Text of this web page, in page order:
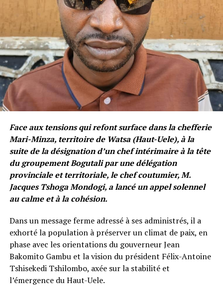
Face aux tensions qui refont surface dans la chefferie
Mari-Minza, territoire de Watsa (Haut-Uele), à la
suite de la désignation d’un chef intérimaire à la tête
du groupement Bogutali par une délégation
provinciale et territoriale, le chef coutumier, M.
Jacques Tshoga Mondogi, a lancé un appel solennel
au calme et à la cohésion.
Dans un message ferme adressé à ses administrés, il a
exhorté la population à préserver un climat de paix, en
phase avec les orientations du gouverneur Jean
Bakomito Gambu et la vision du président Félix-Antoine
Tshisekedi Tshilombo, axée sur la stabilité et
l’émergence du Haut-Uele.